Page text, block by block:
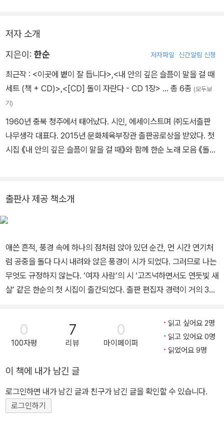
는 재미는 그것을 굳이 가리고 따지고 해가면서 읽는 데 있지 않다. 그
에 앉아 있었을 그 세월을 생각하면서.
저자 소개
지은이: 한순 저자파일 신간알림 신청
최근작 : <이곳에 볕이 잘 듭니다> <내 안의 깊은 슬픔이 말을 걸 때
세트 (책 + CD)> <[CD] 돌이 자란다 - CD 1장> … 총 6종 (모두보
기)
1960년 충북 청주에서 태어났다. 시인, 에세이스트며 ㈜도서출판
나무생각 대표다. 2015년 문화체육부장관 출판공로상을 받았다. 첫
시집 《내 안의 깊은 슬픔이 말을 걸 때》와 함께 한순 노래 모음 《돌이
출판사 제공 책소개
애쓴 흔적, 풍경 속에 하나의 점처럼 앉아 있던 순간, 먼 시간 연기처
럼 공중을 돌다 다시 내려와 앉은 풍경이 시가 되었다. 그러므로 나는
무엇도 규정하지 않는다. ‘여자 사람’의 시 ‘고즈넉하면서도 연둣빛 새
살’ 같은 한순의 첫 시집이 출간되었다. 출판 편집자 경력이 거의 30
간 ‘마음이 흐르고 번지고 스며들어간 시간의 흔적’들을 오랜 시간 묵
혔다가 시집으로 엮었다. 신경림 시인은 추천사에서, 한순의 시는 한
마디로 농익었다. 아무리 덮고 싸도 시에서 나는 짙은 향은 감추어지
아래 감 두 알>을까 라는 탄식은 바로 자기 시를 나타내는 아주 적절
한 표현이다. 그 짙은 향은 ‘향기롭다’라는 한 마디에 담아낼 수 있을
만큼 단순하고 소박한 내용의 것이 아니다. “새색시” 같은 맑고 깨끗
한 것이 있는가 하면 “전쟁” 같은 파괴와 죽음이 있고, “미친년” 같은
0
100자평
7
리뷰
0
마이페이퍼
읽고 싶어요 2명
읽고 있어요 0명
읽었어요 9명
이 책에 내가 남긴 글
로그인하면 내가 남긴 글과 친구가 남긴 글을 확인할 수 있습니다.
로그인하기